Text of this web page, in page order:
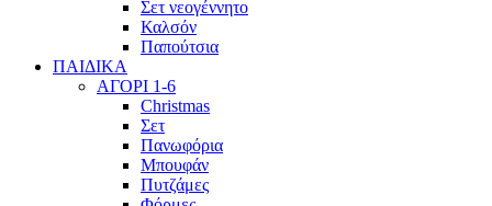
Σετ νεογέννητο
Καλσόν
Παπούτσια
ΠΑΙΔΙΚΑ
ΑΓΟΡΙ 1-6
Christmas
Σετ
Πανωφόρια
Μπουφάν
Πυτζάμες